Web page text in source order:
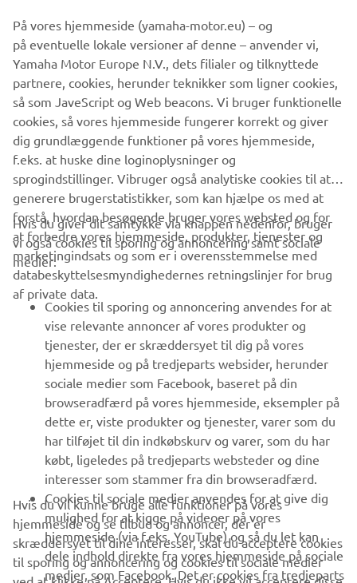
aldrig anvendes til erhvervsmæssige eller ikke-
erhvervsmæssige formål uden direkte, skriftligt samtykke
fra Yamaha Motor Europe N.V. og/eller Yamaha Motor Co.,
Ltd.
Kør altid på en sikker måde og følg alle lokale
færdselsregler.
VIRKSOMHED
B2B
MERE YAMAHA
SUPPORT
NYHEDSBREV
Vær den første til at få besked om de seneste tilbud, særlige
arrangementer, nye udgivelser og meget mere.
TILMELD DIG
På vores hjemmeside (yamaha-motor.eu) – og
på eventuelle lokale versioner af denne – anvender vi,
Yamaha Motor Europe N.V., dets filialer og tilknyttede
partnere, cookies, herunder teknikker som ligner cookies,
så som JaveScript og Web beacons. Vi bruger funktionelle
cookies, så vores hjemmeside fungerer korrekt og giver
dig grundlæggende funktioner på vores hjemmeside,
f.eks. at huske dine loginoplysninger og
sprogindstillinger. Vibruger også analytiske cookies til at
generere brugerstatistikker, som kan hjælpe os med at
forstå, hvordan besøgende bruger vores websted og for
at forbedre vores hjemmeside, produkter, tjenester og
marketingindsats og som er i overensstemmelse med
databeskyttelsesmyndighedernes retningslinjer for brug
af private data.
Hvis du giver dit samtykke via knappen nedenfor, bruger
vi også cookies til sporing og annoncering samt sociale
medier:
Cookies til sporing og annoncering anvendes for at
vise relevante annoncer af vores produkter og
tjenester, der er skræddersyet til dig på vores
hjemmeside og på tredjeparts websider, herunder
sociale medier som Facebook, baseret på din
browseradfærd på vores hjemmeside, eksempler på
dette er, viste produkter og tjenester, varer som du
har tilføjet til din indkøbskurv og varer, som du har
købt, ligeledes på tredjeparts websteder og dine
interesser som stammer fra din browseradfærd.
Cookies til sociale medier anvendes for at give dig
mulighed for at kigge på videoer på vores
hjemmeside (via f.eks. YouTube) og så du let kan
dele indhold direkte fra vores hjemmeside på sociale
medier, som Facebook. Det er cookies fra tredjeparts
Hvis du vil kunne bruge alle funktioner på vores
hjemmeside og se tilbud og annoncer, der er
skræddersyet til dine interesser, skal du acceptere cookies
til sporing og annoncering og cookies til sociale medier